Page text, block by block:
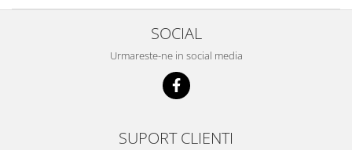
SOCIAL
Urmareste-ne in social media
SUPORT CLIENTI